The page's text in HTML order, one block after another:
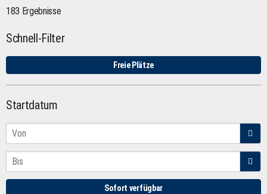
183 Ergebnisse
Schnell-Filter
Freie Plätze
Startdatum
Sofort verfügbar